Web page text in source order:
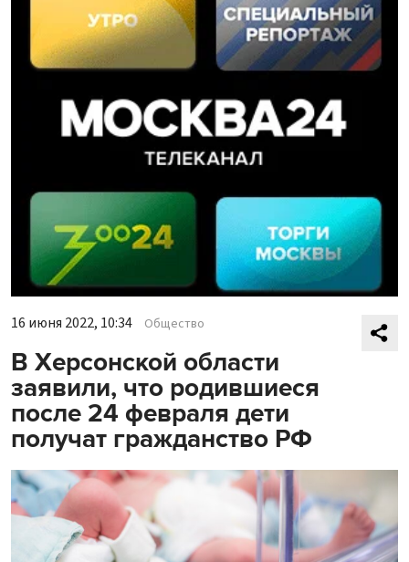
16 июня 2022, 10:34 Общество
В Херсонской области
заявили, что родившиеся
после 24 февраля дети
получат гражданство РФ